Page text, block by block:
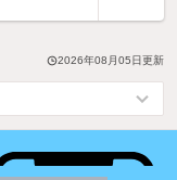
2026年08月05日更新